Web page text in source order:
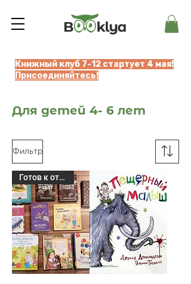
Книжный клуб 7-12 стартует 4 мая!
Присоединяйтесь!
Для детей 4- 6 лет
Фильтр
Готов к отправке!